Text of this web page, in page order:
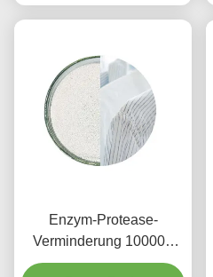
Enzym-Protease-
Verminderung 100000
CAS Nos 9014-01-1